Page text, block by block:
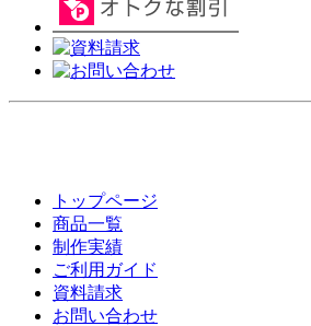
トップページ
商品一覧
制作実績
ご利用ガイド
資料請求
お問い合わせ